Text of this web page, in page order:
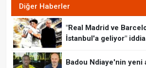
Diğer Haberler
"Real Madrid ve
İstanbul'a geliyor"
Badou Ndiaye'nin yeni